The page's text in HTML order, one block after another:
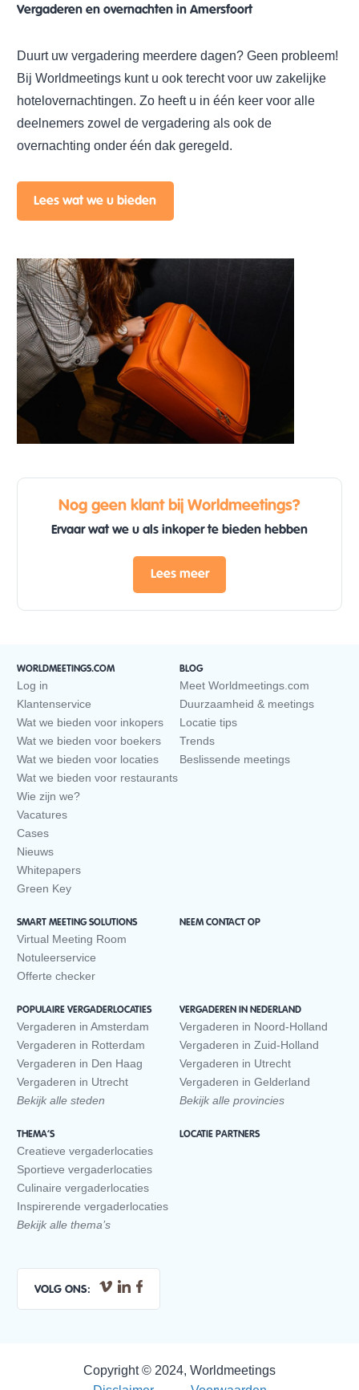
Vergaderen en overnachten in Amersfoort
Duurt uw vergadering meerdere dagen? Geen probleem!
Bij Worldmeetings kunt u ook terecht voor uw zakelijke
hotelovernachtingen. Zo heeft u in één keer voor alle
deelnemers zowel de vergadering als ook de
overnachting onder één dak geregeld.
Lees wat we u bieden
Nog geen klant bij Worldmeetings?
Ervaar wat we u als inkoper te bieden hebben
Lees meer
WORLDMEETINGS.COM
Log in
Klantenservice
Wat we bieden voor inkopers
Wat we bieden voor boekers
Wat we bieden voor locaties
Wat we bieden voor restaurants
Wie zijn we?
Vacatures
Cases
Nieuws
Whitepapers
Green Key
BLOG
Meet Worldmeetings.com
Duurzaamheid & meetings
Locatie tips
Trends
Beslissende meetings
SMART MEETING SOLUTIONS
Virtual Meeting Room
Notuleerservice
Offerte checker
NEEM CONTACT OP
POPULAIRE VERGADERLOCATIES
Vergaderen in Amsterdam
Vergaderen in Rotterdam
Vergaderen in Den Haag
Vergaderen in Utrecht
Bekijk alle steden
VERGADEREN IN NEDERLAND
Vergaderen in Noord-Holland
Vergaderen in Zuid-Holland
Vergaderen in Utrecht
Vergaderen in Gelderland
Bekijk alle provincies
THEMA’S
Creatieve vergaderlocaties
Sportieve vergaderlocaties
Culinaire vergaderlocaties
Inspirerende vergaderlocaties
Bekijk alle thema’s
LOCATIE PARTNERS
VOLG ONS:
Copyright © 2024, Worldmeetings